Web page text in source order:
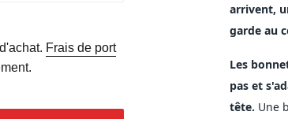
Frais de port
arrivent,
garde au
Les
pas et
tête. Une